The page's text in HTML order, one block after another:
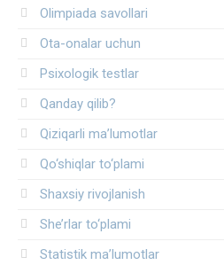
Olimpiada savollari
Ota-onalar uchun
Psixologik testlar
Qanday qilib?
Qiziqarli ma’lumotlar
Qo‘shiqlar to‘plami
Shaxsiy rivojlanish
She’rlar to‘plami
Statistik ma’lumotlar